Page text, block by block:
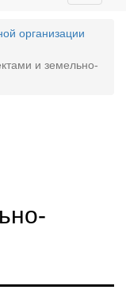
организации
и земельно-